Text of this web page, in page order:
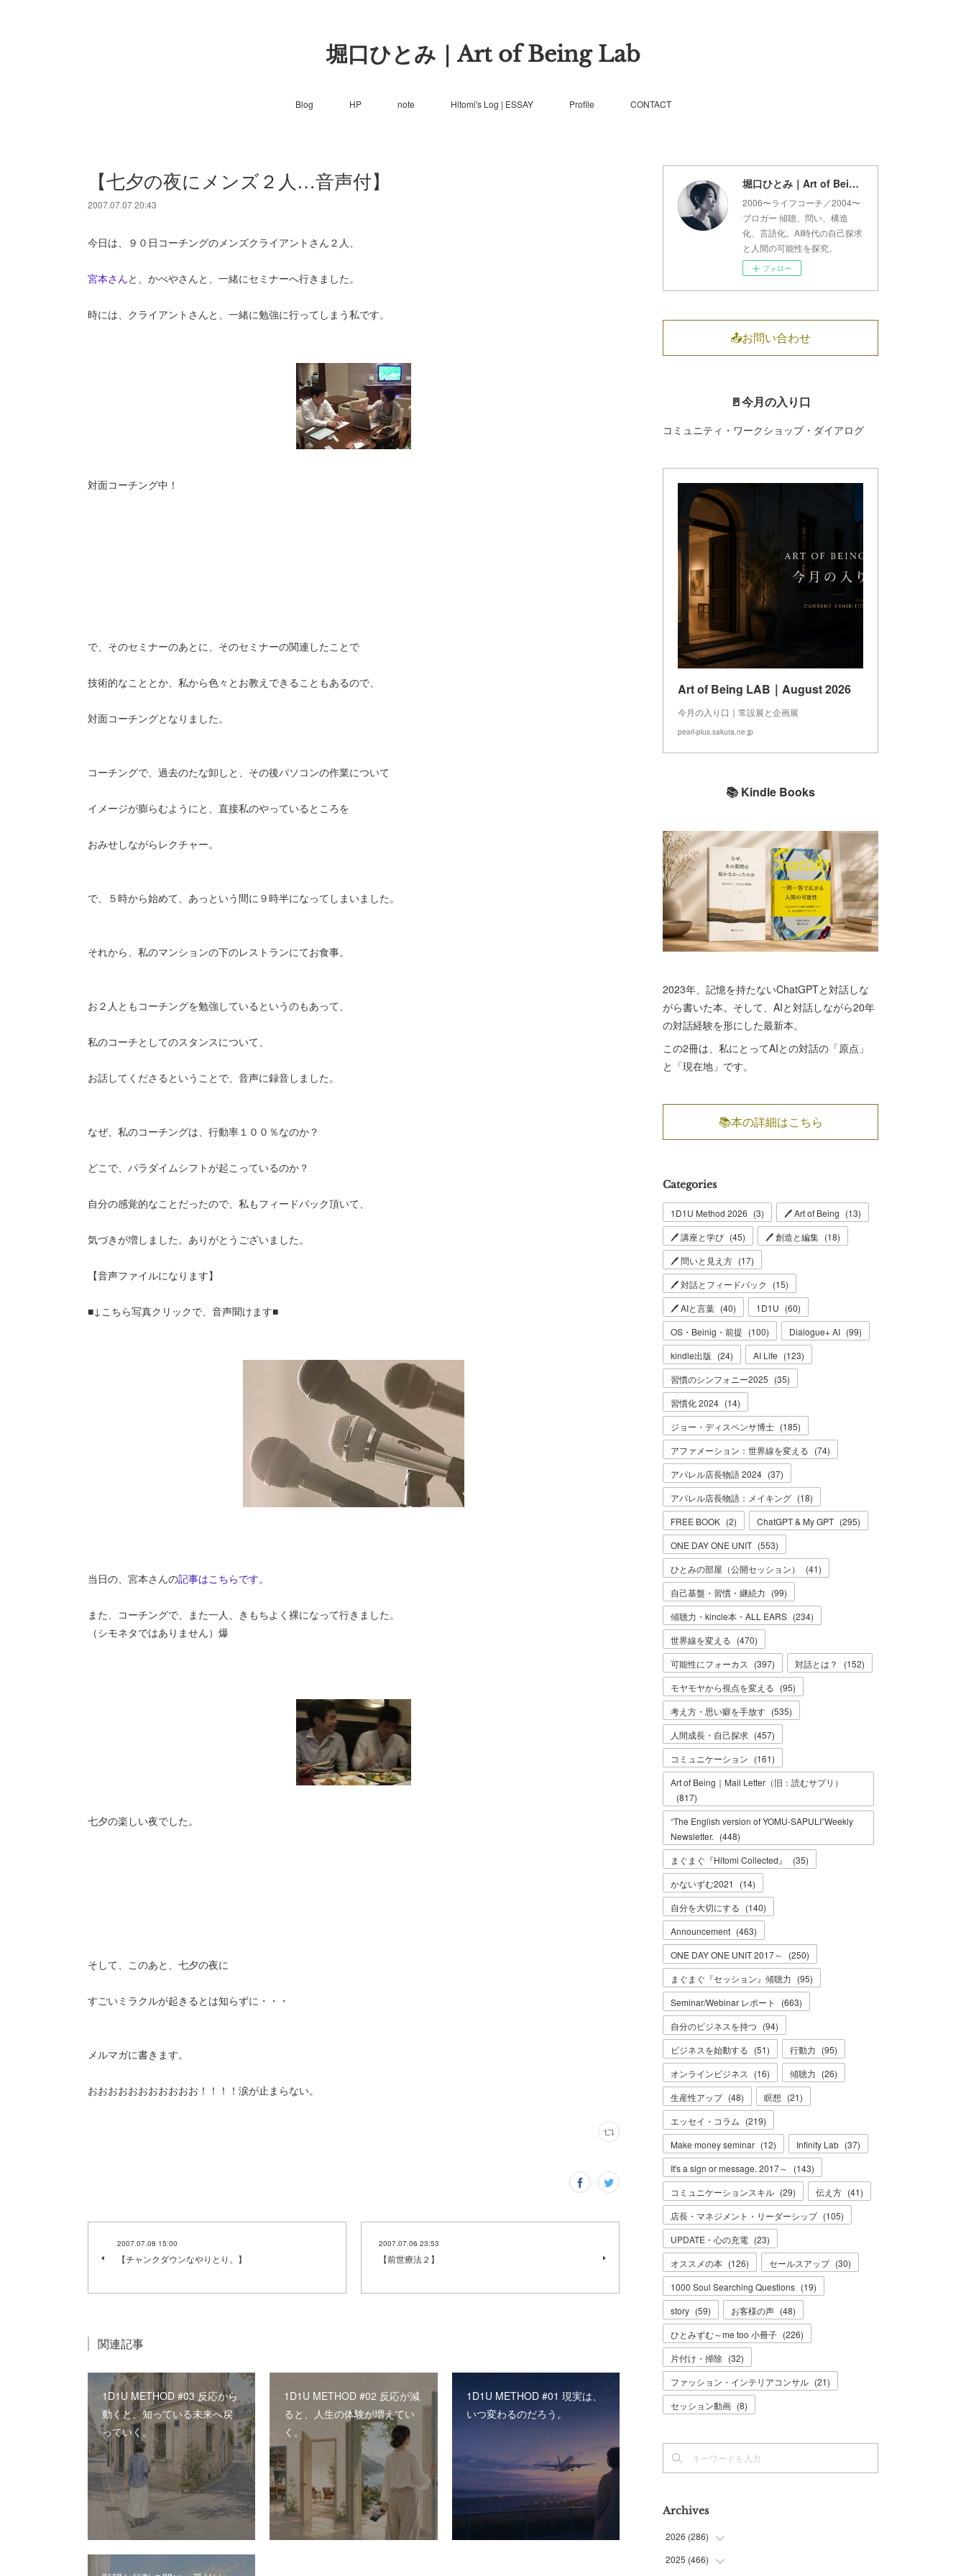
堀口ひとみ｜Art of Being Lab
Blog HP note Hitomi's Log | ESSAY Profile CONTACT
【七夕の夜にメンズ２人…音声付】
2007.07.07 20:43
今日は、９０日コーチングのメンズクライアントさん２人、
宮本さんと、かべやさんと、一緒にセミナーへ行きました。
時には、クライアントさんと、一緒に勉強に行ってしまう私です。
対面コーチング中！
で、そのセミナーのあとに、そのセミナーの関連したことで
技術的なこととか、私から色々とお教えできることもあるので、
対面コーチングとなりました。
コーチングで、過去のたな卸しと、その後パソコンの作業について
イメージが膨らむようにと、直接私のやっているところを
おみせしながらレクチャー。
で、５時から始めて、あっという間に９時半になってしまいました。
それから、私のマンションの下のレストランにてお食事。
お２人ともコーチングを勉強しているというのもあって、
私のコーチとしてのスタンスについて、
お話してくださるということで、音声に録音しました。
なぜ、私のコーチングは、行動率１００％なのか？
どこで、パラダイムシフトが起こっているのか？
自分の感覚的なことだったので、私もフィードバック頂いて、
気づきが増しました。ありがとうございました。
【音声ファイルになります】
■↓こちら写真クリックで、音声聞けます■
当日の、宮本さんの記事はこちらです。
また、コーチングで、また一人、きもちよく裸になって行きました。
（シモネタではありません）爆
七夕の楽しい夜でした。
そして、このあと、七夕の夜に
すごいミラクルが起きるとは知らずに・・・
メルマガに書きます。
おおおおおおおおおおお！！！！涙が止まらない。
2007.07.08 15:00
【チャンクダウンなやりとり。】
2007.07.06 23:53
【前世療法２】
関連記事
1D1U METHOD #03 反応から
動くと、知っている未来へ戻
っていく。
1D1U METHOD #02 反応が減
ると、人生の体験が増えてい
く。
1D1U METHOD #01 現実は、
いつ変わるのだろう。
堀口ひとみ｜Art of Being Lab
2006〜ライフコーチ／2004〜
ブロガー 傾聴、問い、構造
化、言語化。AI時代の自己探求
と人間の可能性を探究。
フォロー
📤お問い合わせ
🚪今月の入り口
コミュニティ・ワークショップ・ダイアログ
Art of Being LAB｜August 2026
今月の入り口｜常設展と企画展
pearl-plus.sakura.ne.jp
📚 Kindle Books
2023年、記憶を持たないChatGPTと対話しな
がら書いた本。そして、AIと対話しながら20年
の対話経験を形にした最新本。
この2冊は、私にとってAIとの対話の「原点」
と「現在地」です。
📚本の詳細はこちら
Categories
1D1U Method 2026 (3) 🖊 Art of Being (13)
🖊 講座と学び (45) 🖊 創造と編集 (18)
🖊 問いと見え方 (17)
🖊 対話とフィードバック
(15)
🖊 AIと言葉 (40) 1D1U (60)
OS・Beinig・前提 (100) Dialogue+ AI (99)
kindle出版 (24) AI Life (123)
習慣のシンフォニー2025 (35)
習慣化 2024 (14)
ジョー・ディスペンサ博士 (185)
アファメーション：世界線を変える (74)
アパレル店長物語 2024 (37)
アパレル店長物語：メイキング (18)
FREE BOOK (2) ChatGPT & My GPT (295)
ONE DAY ONE UNIT (553)
ひとみの部屋（公開セッション）
(41)
自己基盤・習慣・継続力 (99)
傾聴力・kincle本・ALL EARS (234)
世界線を変える (470)
可能性にフォーカス
(397) 対話とは？ (152)
モヤモヤから視点を変える (95)
考え方・思い癖を手放す (535)
人間成長・自己探求 (457)
コミュニケーション (161)
Art of Being｜Mail Letter（旧：読むサプリ）
(817)
“The English version of YOMU-SAPULI”Weekly
Newsletter. (448)
まぐまぐ『Hitomi Collected』
(35)
かないずむ2021
(14)
自分を大切にする (140)
Announcement (463)
ONE DAY ONE UNIT 2017～
(250)
まぐまぐ『セッション』傾聴力 (95)
Seminar/Webinar レポート
(663)
自分のビジネスを持つ (94)
ビジネスを始動する (51) 行動力 (95)
オンラインビジネス
(16) 傾聴力 (26)
生産性アップ (48) 瞑想 (21)
エッセイ・コラム (219)
Make money seminar (12) Infinity Lab (37)
It's a sign or message. 2017～
(143)
コミュニケーションスキル (29) 伝え方 (41)
店長・マネジメント・リーダーシップ (105)
UPDATE・心の充電 (23)
オススメの本 (126) セールスアップ (30)
1000 Soul Searching Questions (19)
story (59) お客様の声 (48)
ひとみずむ～me too 小冊子 (226)
片付け・掃除 (32)
ファッション・インテリアコンサル (21)
セッション動画 (8)
Archives
2026 (286)
(7)
2025 (466)